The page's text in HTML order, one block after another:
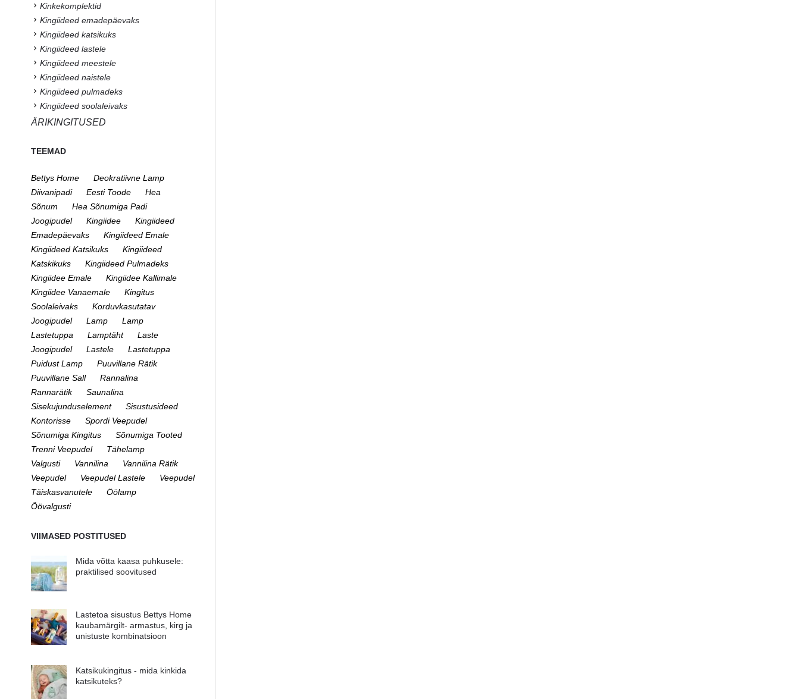
Kinkekomplektid
Kingiideed emadepäevaks
Kingiideed katsikuks
Kingiideed lastele
Kingiideed meestele
Kingiideed naistele
Kingiideed pulmadeks
Kingiideed soolaleivaks
ÄRIKINGITUSED
TEEMAD
Bettys Home
Deokratiivne Lamp
Diivanipadi
Eesti Toode
Hea
Sõnum
Hea Sõnumiga Padi
Joogipudel
Kingiidee
Kingiideed
Emadepäevaks
Kingiideed Emale
Kingiideed Katsikuks
Kingiideed
Katskikuks
Kingiideed Pulmadeks
Kingiidee Emale
Kingiidee Kallimale
Kingiidee Vanaemale
Kingitus
Soolaleivaks
Korduvkasutatav
Joogipudel
Lamp
Lamp
Lastetuppa
Lamptäht
Laste
Joogipudel
Lastele
Lastetuppa
Puidust Lamp
Puuvillane Rätik
Puuvillane Sall
Rannalina
Rannarätik
Saunalina
Sisekujunduselement
Sisustusideed
Kontorisse
Spordi Veepudel
Sõnumiga Kingitus
Sõnumiga Tooted
Trenni Veepudel
Tähelamp
Valgusti
Vannilina
Vannilina Rätik
Veepudel
Veepudel Lastele
Veepudel
Täiskasvanutele
Öölamp
Öövalgusti
VIIMASED POSTITUSED
Mida võtta kaasa puhkusele:
praktilised soovitused
Lastetoa sisustus Bettys Home
kaubamärgilt- armastus, kirg ja
unistuste kombinatsioon
Katsikukingitus - mida kinkida
katsikuteks?